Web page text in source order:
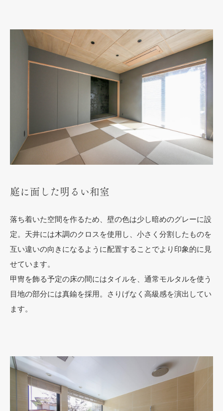
庭に面した明るい和室
落ち着いた空間を作るため、壁の色は少し暗めのグレーに設
定。天井には木調のクロスを使用し、小さく分割したものを
互い違いの向きになるように配置することでより印象的に見
せています。
甲冑を飾る予定の床の間にはタイルを、通常モルタルを使う
目地の部分には真鍮を採用。さりげなく高級感を演出してい
ます。